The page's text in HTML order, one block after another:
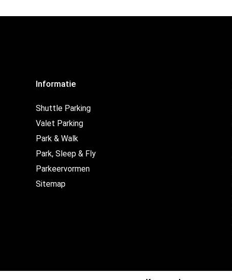
Informatie
Shuttle Parking
Valet Parking
Park & Walk
Park, Sleep & Fly
Parkeervormen
Sitemap